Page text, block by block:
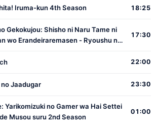
Iruma-kun 4th Season 18:25
Gekokujou: Shisho ni Naru Tame ni
wo Erandeiraremasen - Ryoushu no
17:30
22:00
Jaadugar 23:30
Yarikomizuki no Gamer wa Hai Settei
Musou suru 2nd Season
01:00